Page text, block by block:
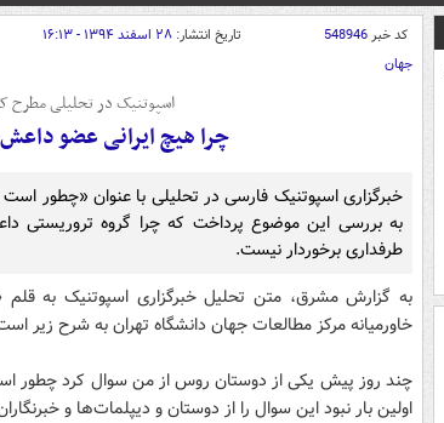
کد خبر548946 تاریخ انتشار: ۲۸ اسفند ۱۳۹۴ - ۱۶:۱۳
جهان
اسپوتنیک در تحلیلی مطرح
چرا هیچ ایرانی عضو
خبرگزاری اسپوتنیک فارسی در تحلیلی با عنوان «چطور
به بررسی این موضوع پرداخت که چرا گروه تروریستی
طرفداری برخوردار نیست.
به گزارش مشرق، متن تحلیل خبرگزاری اسپوتنیک به
خاورمیانه مرکز مطالعات جهان دانشگاه تهران به شرح زیر
چند روز پیش یکی از دوستان روس از من سوال کرد چطور
اولین بار نبود این سوال را از دوستان و دیپلمات‌ها و